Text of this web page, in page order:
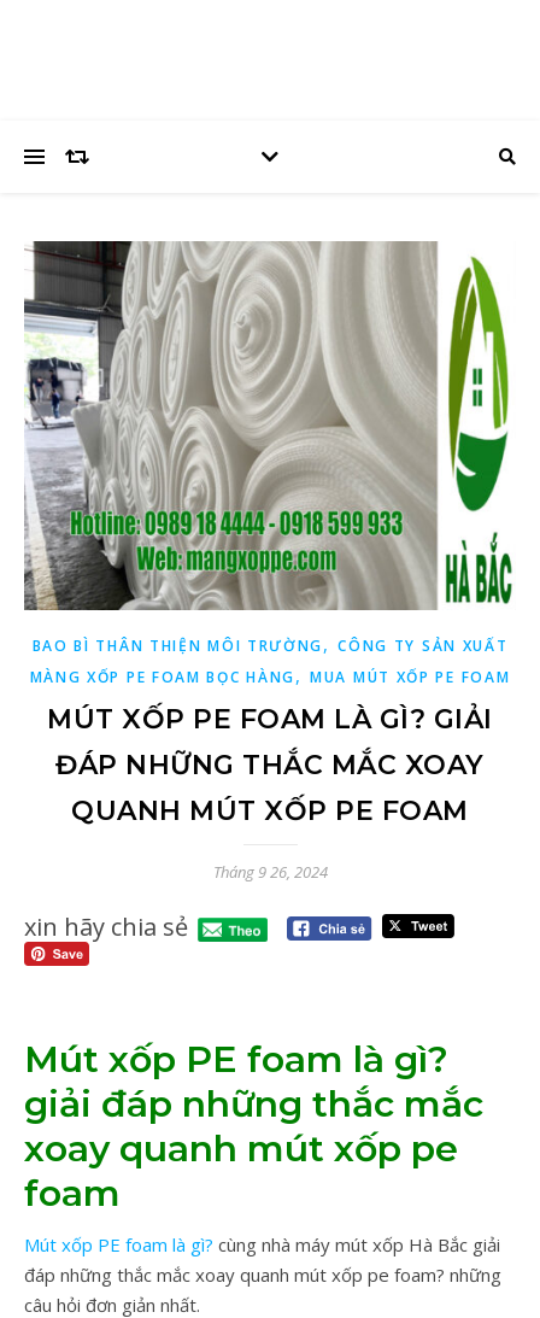
BAO BÌ THÂN THIỆN MÔI TRƯỜNG,CÔNG TY SẢN XUẤT
MÀNG XỐP PE FOAM BỌC HÀNG,MUA MÚT XỐP PE FOAM
MÚT XỐP PE FOAM LÀ GÌ? GIẢI
ĐÁP NHỮNG THẮC MẮC XOAY
QUANH MÚT XỐP PE FOAM
Tháng 9 26, 2024
xin hãy chia sẻ
Mút xốp PE foam là gì?
giải đáp những thắc mắc
xoay quanh mút xốp pe
foam
Mút xốp PE foam là gì? cùng nhà máy mút xốp Hà Bắc giải
đáp những thắc mắc xoay quanh mút xốp pe foam? những
câu hỏi đơn giản nhất.